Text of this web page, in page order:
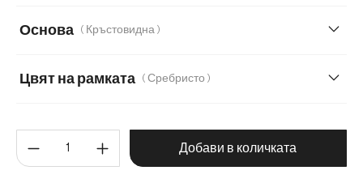
Основа ( Кръстовидна )
Цвят на рамката ( Сребристо )
Количество на продукта:
Добави в количката